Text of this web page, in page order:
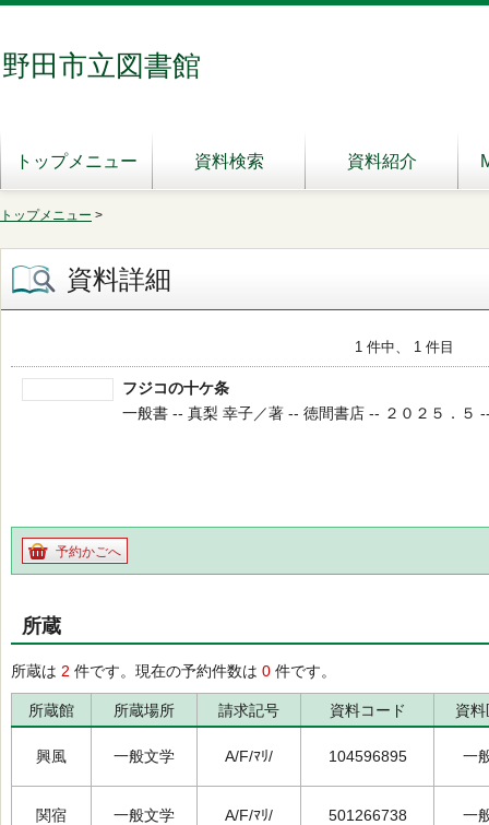
野田市立図書館
トップメニュー 資料検索 資料紹介
トップメニュー >
資料詳細
1 件中、 1 件目
フジコの十ケ条
一般書 -- 真梨 幸子／著 -- 徳間書店 -- ２０２５．５
予約かごへ
所蔵
所蔵は 2 件です。現在の予約件数は 0 件です。
所蔵館 所蔵場所 請求記号 資料コード 資
興風 一般文学 A/F/ﾏﾘ/ 104596895 一
関宿 一般文学 A/F/ﾏﾘ/ 501266738 一